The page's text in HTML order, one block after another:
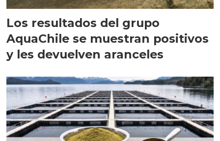
Los resultados del grupo
AquaChile se muestran positivos
y les devuelven aranceles